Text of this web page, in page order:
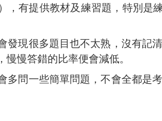
，有提供教材及練習題，特別是
發現很多題目也不太熟，沒有記
慢答錯的比率便會減低。
多問一些簡單問題，不會全都是